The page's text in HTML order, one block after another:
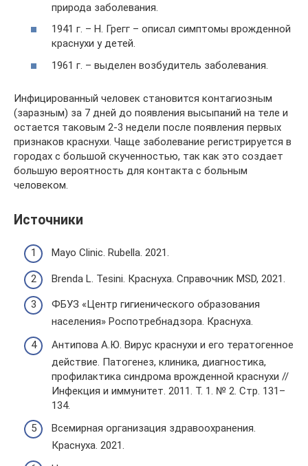
природа заболевания.
1941 г. – Н. Грегг – описал симптомы врожденной
краснухи у детей.
1961 г. – выделен возбудитель заболевания.
Инфицированный человек становится контагиозным
(заразным) за 7 дней до появления высыпаний на теле и
остается таковым 2-3 недели после появления первых
признаков краснухи. Чаще заболевание регистрируется в
городах с большой скученностью, так как это создает
большую вероятность для контакта с больным
человеком.
Источники
Mayo Clinic. Rubella. 2021.
Brenda L. Tesini. Краснуха. Справочник MSD, 2021.
ФБУЗ «Центр гигиенического образования
населения» Роспотребнадзора. Краснуха.
Антипова А.Ю. Вирус краснухи и его тератогенное
действие. Патогенез, клиника, диагностика,
профилактика синдрома врожденной краснухи //
Инфекция и иммунитет. 2011. Т. 1. № 2. Стр. 131–
134.
Всемирная организация здравоохранения.
Краснуха. 2021.